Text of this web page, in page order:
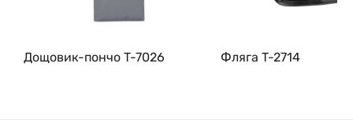
Дощовик-пончо T-7026 Фляга T-2714